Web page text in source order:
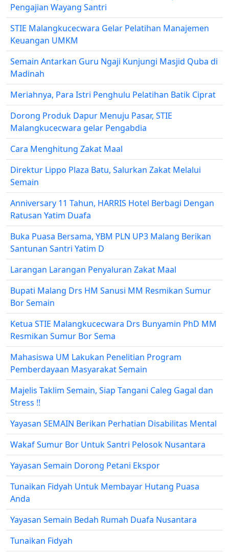
Pengajian Wayang Santri
STIE Malangkucecwara Gelar Pelatihan Manajemen
Keuangan UMKM
Semain Antarkan Guru Ngaji Kunjungi Masjid Quba di
Madinah
Meriahnya, Para Istri Penghulu Pelatihan Batik Ciprat
Dorong Produk Dapur Menuju Pasar, STIE
Malangkucecwara gelar Pengabdia
Cara Menghitung Zakat Maal
Direktur Lippo Plaza Batu, Salurkan Zakat Melalui
Semain
Anniversary 11 Tahun, HARRIS Hotel Berbagi Dengan
Ratusan Yatim Duafa
Buka Puasa Bersama, YBM PLN UP3 Malang Berikan
Santunan Santri Yatim D
Larangan Larangan Penyaluran Zakat Maal
Bupati Malang Drs HM Sanusi MM Resmikan Sumur
Bor Semain
Ketua STIE Malangkucecwara Drs Bunyamin PhD MM
Resmikan Sumur Bor Sema
Mahasiswa UM Lakukan Penelitian Program
Pemberdayaan Masyarakat Semain
Majelis Taklim Semain, Siap Tangani Caleg Gagal dan
Stress !!
Yayasan SEMAIN Berikan Perhatian Disabilitas Mental
Wakaf Sumur Bor Untuk Santri Pelosok Nusantara
Yayasan Semain Dorong Petani Ekspor
Tunaikan Fidyah Untuk Membayar Hutang Puasa
Anda
Yayasan Semain Bedah Rumah Duafa Nusantara
Tunaikan Fidyah